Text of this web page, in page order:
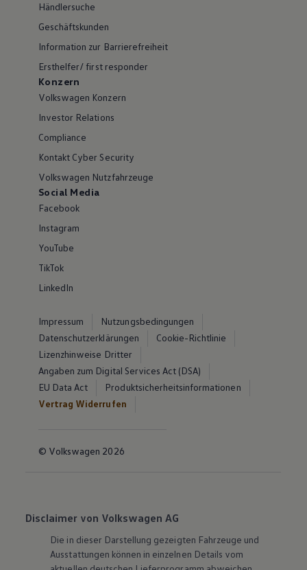
Händlersuche
Geschäftskunden
Information zur Barrierefreiheit
Ersthelfer/ first responder
Konzern
Volkswagen Konzern
Investor Relations
Compliance
Kontakt Cyber Security
Volkswagen Nutzfahrzeuge
Social Media
Facebook
Instagram
YouTube
TikTok
LinkedIn
Impressum
Nutzungsbedingungen
Datenschutzerklärungen
Cookie-Richtlinie
Lizenzhinweise Dritter
Angaben zum Digital Services Act (DSA)
EU Data Act
Produktsicherheitsinformationen
Vertrag Widerrufen
© Volkswagen 2026
Disclaimer von Volkswagen AG
Die in dieser Darstellung gezeigten Fahrzeuge und
Ausstattungen können in einzelnen Details vom